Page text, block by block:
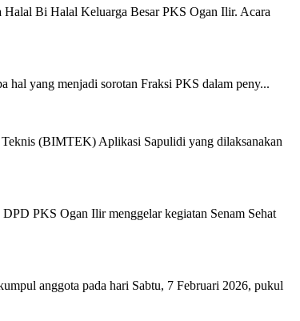
Bi Halal Keluarga Besar PKS Ogan Ilir. Acara
hal yang menjadi sorotan Fraksi PKS dalam peny...
(BIMTEK) Aplikasi Sapulidi yang dilaksanakan
PKS Ogan Ilir menggelar kegiatan Senam Sehat
anggota pada hari Sabtu, 7 Februari 2026, pukul